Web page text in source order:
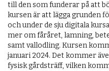
till den som funderar på att
kursen är att lägga grunden
och under de sju digitala
mer om fåråret, lamning,
samt vallodling. Kursen
januari 2024. Det kommer
fysisk gårdsträff, vilken